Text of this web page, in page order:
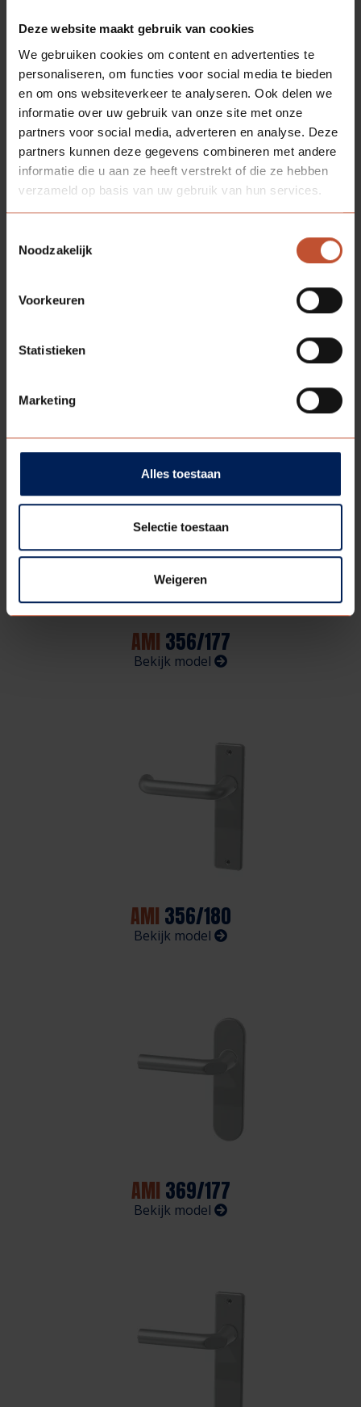
Deze website maakt gebruik van cookies
We gebruiken cookies om content en advertenties te
personaliseren, om functies voor social media te bieden
en om ons websiteverkeer te analyseren. Ook delen we
informatie over uw gebruik van onze site met onze
partners voor social media, adverteren en analyse. Deze
partners kunnen deze gegevens combineren met andere
informatie die u aan ze heeft verstrekt of die ze hebben
verzameld op basis van uw gebruik van hun services.
Noodzakelijk
Voorkeuren
Statistieken
Marketing
Alles toestaan
Selectie toestaan
Weigeren
ROZETTENEN VRIJ/BEZET
SOORTGELIJKEPRODUCTEN
AMI 356/177
Bekijk model
AMI 356/180
Bekijk model
AMI 369/177
Bekijk model